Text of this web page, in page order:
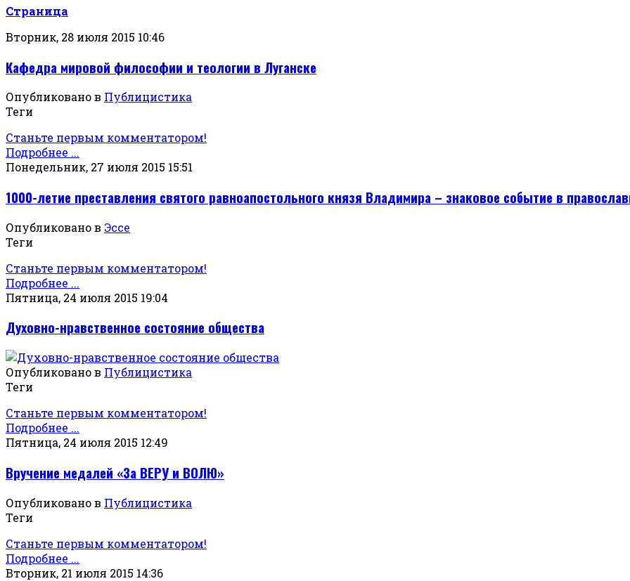
Страница
Вторник, 28 июля 2015 10:46
Кафедра мировой философии и теологии в Луганске
Опубликовано в Публицистика
Теги
Станьте первым комментатором!
Подробнее ...
Понедельник, 27 июля 2015 15:51
1000-летие преставления святого равноапостольного князя Владимира – знаковое событие в
Опубликовано в Эссе
Теги
Станьте первым комментатором!
Подробнее ...
Пятница, 24 июля 2015 19:04
Духовно-нравственное состояние общества
Опубликовано в Публицистика
Теги
Станьте первым комментатором!
Подробнее ...
Пятница, 24 июля 2015 12:49
Вручение медалей «За ВЕРУ и ВОЛЮ»
Опубликовано в Публицистика
Теги
Станьте первым комментатором!
Подробнее ...
Вторник, 21 июля 2015 14:36